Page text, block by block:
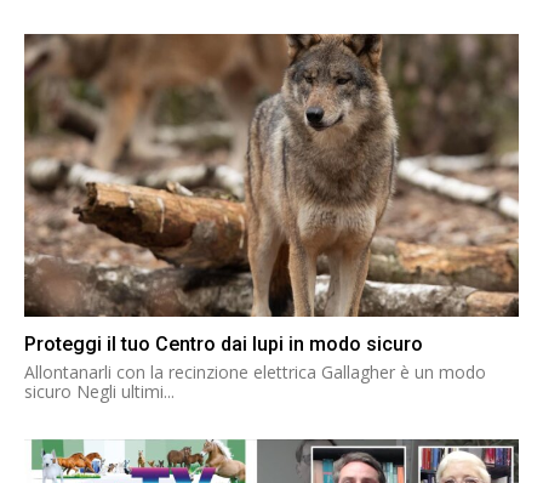
Proteggi il tuo Centro dai lupi in modo sicuro
Allontanarli con la recinzione elettrica Gallagher è un modo
sicuro Negli ultimi...